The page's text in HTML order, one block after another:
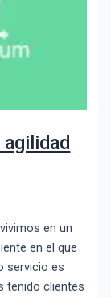
en un
en el que
servicio es
tenido clientes